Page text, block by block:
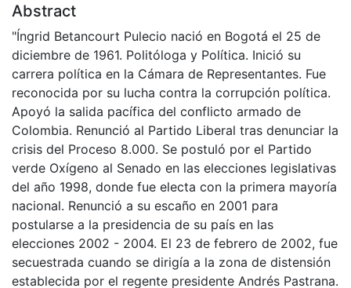
Abstract
"Íngrid Betancourt Pulecio nació en Bogotá el 25 de
diciembre de 1961. Politóloga y Política. Inició su
carrera política en la Cámara de Representantes. Fue
reconocida por su lucha contra la corrupción política.
Apoyó la salida pacífica del conflicto armado de
Colombia.​ Renunció al Partido Liberal tras denunciar la
crisis del Proceso 8.000. Se postuló por el Partido
verde Oxígeno al Senado en las elecciones legislativas
del año 1998, donde fue electa con la primera mayoría
nacional. Renunció a su escaño en 2001 para
postularse a la presidencia de su país en las
elecciones 2002 - 2004. El 23 de febrero de 2002, fue
secuestrada cuando se dirigía a la zona de distensión
establecida por el regente presidente Andrés Pastrana.